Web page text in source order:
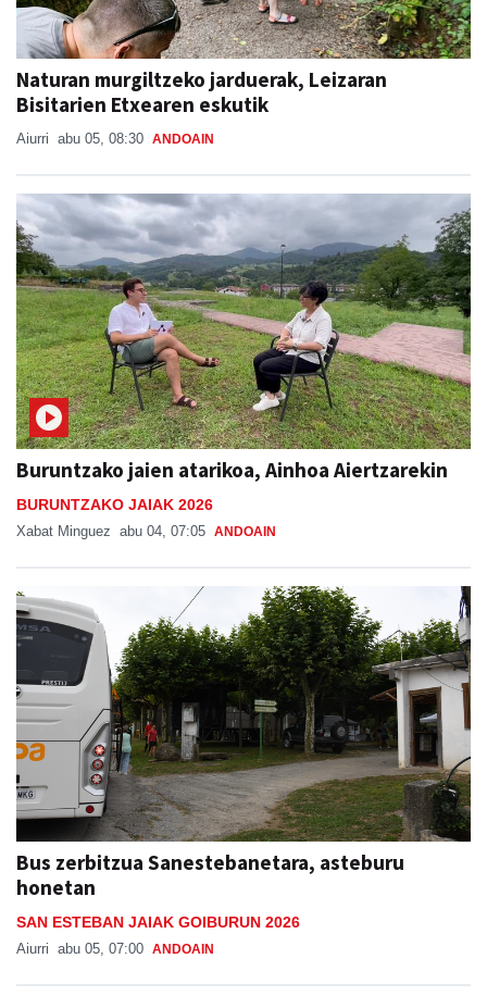
Naturan murgiltzeko jarduerak, Leizaran
Bisitarien Etxearen eskutik
Aiurri abu 05, 08:30 ANDOAIN
Buruntzako jaien atarikoa, Ainhoa Aiertzarekin
BURUNTZAKO JAIAK 2026
Xabat Minguez abu 04, 07:05 ANDOAIN
Bus zerbitzua Sanestebanetara, asteburu
honetan
SAN ESTEBAN JAIAK GOIBURUN 2026
Aiurri abu 05, 07:00 ANDOAIN